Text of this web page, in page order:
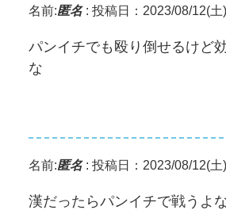
名前:匿名: 投稿日：2023/08/12(土
パンイチでも殴り倒せるけど
な
名前:匿名: 投稿日：2023/08/12(土
漢だったらパンイチで戦うよな